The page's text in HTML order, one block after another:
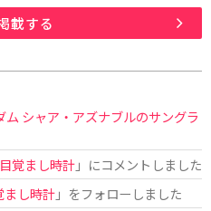
載する
ム シャア・アズナブルのサングラ
覚まし時計」にコメントしました
まし時計」をフォローしました